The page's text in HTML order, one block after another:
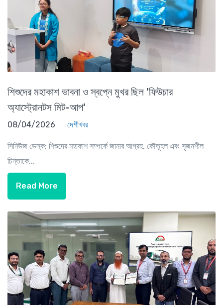
শিশুদের মহাকাশ ভাবনা ও স্বপ্নে মুখর ছিল 'ফিউচার
অ্যাস্ট্রোনটস মিট-আপ'
08/04/2026 দেশীখবর
সিনিউজ ডেস্ক: শিশুদের মহাকাশ সম্পর্কে জানার আগ্রহ, কৌতূহল এবং সৃজনশীল
চিন্তাকে...
Read More